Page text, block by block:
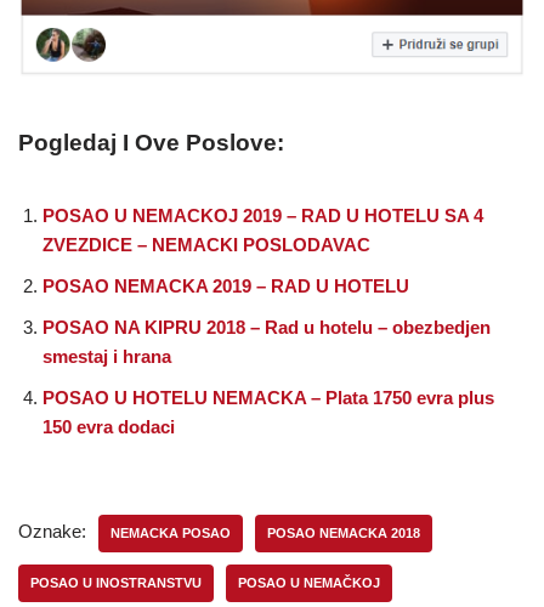
Pogledaj I Ove Poslove:
POSAO U NEMACKOJ 2019 – RAD U HOTELU SA 4
ZVEZDICE – NEMACKI POSLODAVAC
POSAO NEMACKA 2019 – RAD U HOTELU
POSAO NA KIPRU 2018 – Rad u hotelu – obezbedjen
smestaj i hrana
POSAO U HOTELU NEMACKA – Plata 1750 evra plus
150 evra dodaci
Oznake: NEMACKA POSAO POSAO NEMACKA 2018
POSAO U INOSTRANSTVU POSAO U NEMAČKOJ